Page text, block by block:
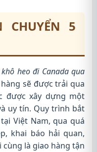
CHUYỂN 5
heo đi Canada qua
sẽ được trải qua
được xây dựng một
uy tín. Quy trình bắt
Việt Nam, qua quá
khai báo hải quan,
cùng là giao hàng tận